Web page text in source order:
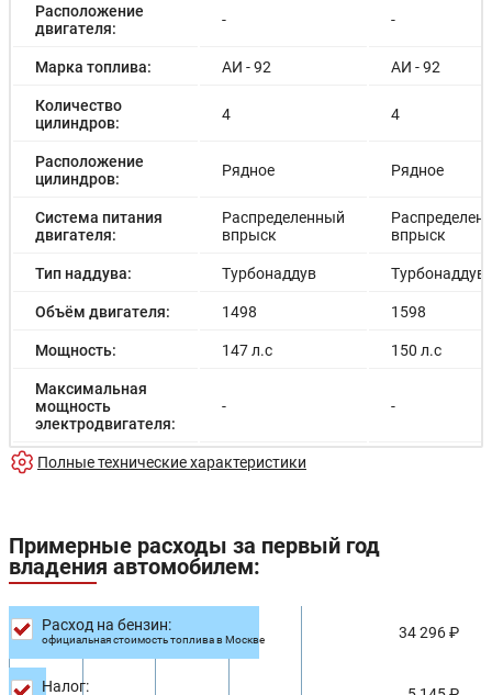
Расположение
двигателя:
- -
Марка топлива: АИ - 92 АИ - 92
Количество
цилиндров:
4 4
Расположение
цилиндров:
Рядное Рядное
Система питания
двигателя:
Распределенный
впрыск
впрыск
Тип наддува: Турбонаддув Турбонаддув
Объём двигателя: 1498 1598
Мощность: 147 л.с 150 л.с
Максимальная
мощность
электродвигателя:
- -
Емкость батареи: -
Время зарядки: -
-
Разгон до 100км/
час:
10.9 с
Полные технические характеристики
Примерные расходы за первый год
владения автомобилем:
Расход на бензин:
официальная стоимость топлива в Москве 34 296 ₽
Налог: